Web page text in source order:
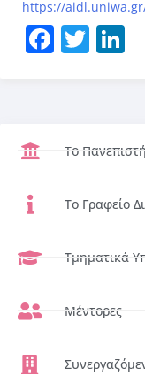
https://
Το
Το Γραφείο
Τμηματικά
Μέντορες